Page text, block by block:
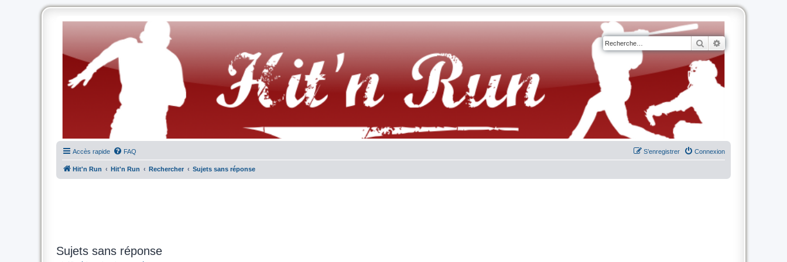
Rechercher
Accès rapide FAQ Connexion
S’enregistrer
Hit'n Run Hit'n Run Rechercher Sujets sans réponse
Sujets sans réponse